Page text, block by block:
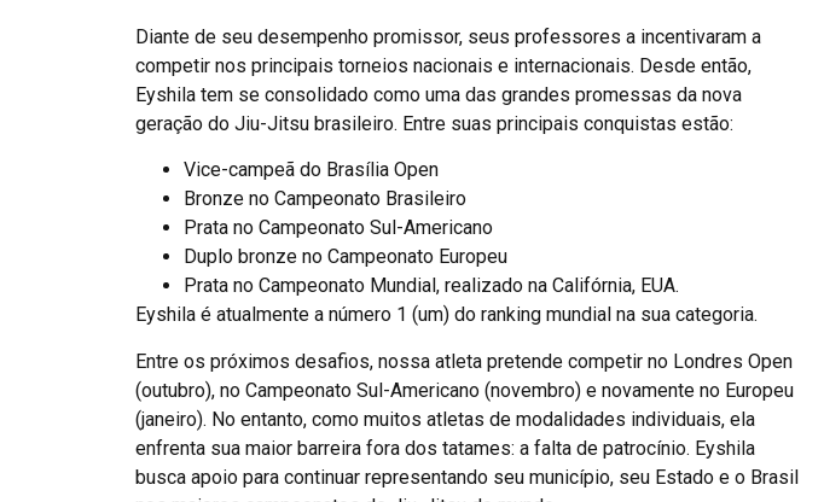
Diante de seu desempenho promissor, seus professores a incentivaram a
competir nos principais torneios nacionais e internacionais. Desde então,
Eyshila tem se consolidado como uma das grandes promessas da nova
geração do Jiu-Jitsu brasileiro. Entre suas principais conquistas estão:
Vice-campeã do Brasília Open
Bronze no Campeonato Brasileiro
Prata no Campeonato Sul-Americano
Duplo bronze no Campeonato Europeu
Prata no Campeonato Mundial, realizado na Califórnia, EUA.
Eyshila é atualmente a número 1 (um) do ranking mundial na sua categoria.
Entre os próximos desafios, nossa atleta pretende competir no Londres Open
(outubro), no Campeonato Sul-Americano (novembro) e novamente no Europeu
(janeiro). No entanto, como muitos atletas de modalidades individuais, ela
enfrenta sua maior barreira fora dos tatames: a falta de patrocínio. Eyshila
busca apoio para continuar representando seu município, seu Estado e o Brasil